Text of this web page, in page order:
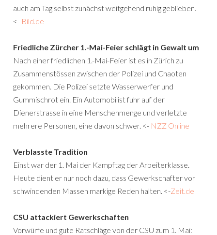
auch am Tag selbst zunächst weitgehend ruhig geblieben.
<- Bild.de
Friedliche Zürcher 1.-Mai-Feier schlägt in Gewalt um
Nach einer friedlichen 1.-Mai-Feier ist es in Zürich zu
Zusammenstössen zwischen der Polizei und Chaoten
gekommen. Die Polizei setzte Wasserwerfer und
Gummischrot ein. Ein Automobilist fuhr auf der
Dienerstrasse in eine Menschenmenge und verletzte
mehrere Personen, eine davon schwer. <- NZZ Online
Verblasste Tradition
Einst war der 1. Mai der Kampftag der Arbeiterklasse.
Heute dient er nur noch dazu, dass Gewerkschafter vor
schwindenden Massen markige Reden halten. <-Zeit.de
CSU attackiert Gewerkschaften
Vorwürfe und gute Ratschläge von der CSU zum 1. Mai: